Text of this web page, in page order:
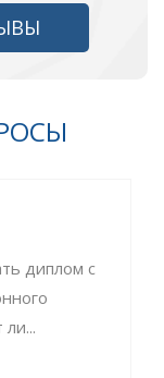
диплом с